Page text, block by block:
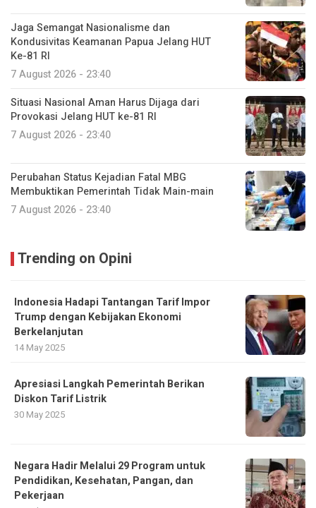
Jaga Semangat Nasionalisme dan
Kondusivitas Keamanan Papua Jelang HUT
Ke-81 RI
7 August 2026 - 23:40
Situasi Nasional Aman Harus Dijaga dari
Provokasi Jelang HUT ke-81 RI
7 August 2026 - 23:40
Perubahan Status Kejadian Fatal MBG
Membuktikan Pemerintah Tidak Main-main
7 August 2026 - 23:40
Trending on Opini
Indonesia Hadapi Tantangan Tarif Impor
Trump dengan Kebijakan Ekonomi
Berkelanjutan
14 May 2025
Apresiasi Langkah Pemerintah Berikan
Diskon Tarif Listrik
30 May 2025
Negara Hadir Melalui 29 Program untuk
Pendidikan, Kesehatan, Pangan, dan
Pekerjaan